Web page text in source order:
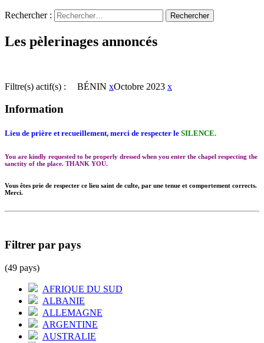
Rechercher :
Les pèlerinages annoncés
Filtre(s) actif(s) : BÉNIN xOctobre 2023 x
Information
Lieu de prière et recueillement, merci de respecter le SILENCE.
You are kindly requested to be properly dressed when you enter the chapel respecting the
sanctity of the place. THANK YOU.
Vous êtes prie de respecter ce lieu saint de culte, par une tenue et comportement corrects.
Merci.
Filtrer par pays
(49 pays)
AFRIQUE DU SUD
ALBANIE
ALLEMAGNE
ARGENTINE
AUSTRALIE